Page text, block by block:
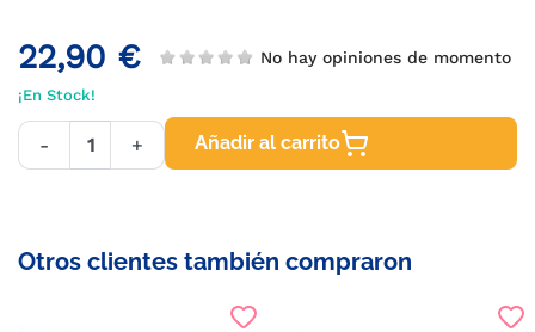
22,90 € No hay opiniones de momento
¡En Stock!
- + Añadir al carrito
Otros clientes también compraron